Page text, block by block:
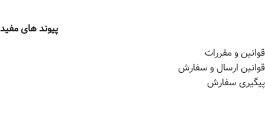
پیوند های مفید
قوانین و مقررات
قوانین ارسال و سفارش
پیگیری سفارش